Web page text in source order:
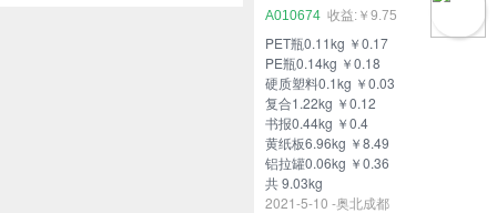
A010674
￥9.75
PET瓶0.11kg ￥0.17
PE瓶0.14kg ￥0.18
硬质塑料0.1kg ￥0.03
复合1.22kg ￥0.12
书报0.44kg ￥0.4
黄纸板6.96kg ￥8.49
铝拉罐0.06kg ￥0.36
共 9.03kg
2021-5-10 -奥北成都